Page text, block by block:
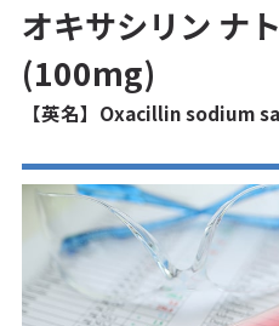
オキサシリン ナ
(100mg)
【英名】Oxacillin sodium